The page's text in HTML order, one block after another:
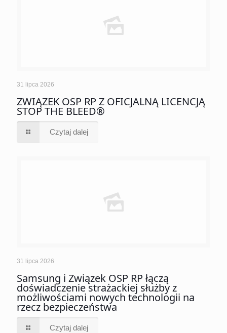
31 lipca 2026
ZWIĄZEK OSP RP Z OFICJALNĄ LICENCJĄ
STOP THE BLEED®
Czytaj dalej
31 lipca 2026
Samsung i Związek OSP RP łączą
doświadczenie strażackiej służby z
możliwościami nowych technologii na
rzecz bezpieczeństwa
Czytaj dalej